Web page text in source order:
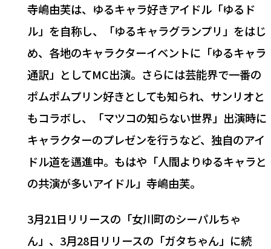
寺嶋由芙は、ゆるキャラ好きアイドル「ゆるド
ル」を自称し、「ゆるキャラグランプリ」をはじ
め、各地のキャラクターイベントに「ゆるキャラ
通訳」としてMC出演。さらには芸能界で一番の
ポムポムプリン好きとしても知られ、サンリオと
もコラボし、「マツコの知らない世界」出演時に
キャラクターのプレゼンを行うなど、独自のアイ
ドル道を邁進中。もはや「人間よりゆるキャラと
の共演が多いアイドル」寺嶋由芙。
3月21日リリースの「女川町のシーパルちゃ
ん」、3月28日リリースの「ガタちゃん」に続